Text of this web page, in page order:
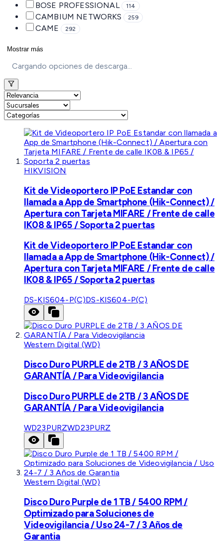
BOSE PROFESSIONAL 114
CAMBIUM NETWORKS 259
CAME 292
Mostrar más
Cargando opciones de descarga...
HIKVISION
Kit de Videoportero IP PoE Estandar con
llamada a App de Smartphone (Hik-Connect) /
Apertura con Tarjeta MIFARE / Frente de calle
IK08 & IP65 / Soporta 2 puertas
Kit de Videoportero IP PoE Estandar con
llamada a App de Smartphone (Hik-Connect) /
Apertura con Tarjeta MIFARE / Frente de calle
IK08 & IP65 / Soporta 2 puertas
DS-KIS604-P(C)DS-KIS604-P(C)
Western Digital (WD)
Disco Duro PURPLE de 2TB / 3 AÑOS DE
GARANTÍA / Para Videovigilancia
Disco Duro PURPLE de 2TB / 3 AÑOS DE
GARANTÍA / Para Videovigilancia
WD23PURZWD23PURZ
Western Digital (WD)
Disco Duro Purple de 1 TB / 5400 RPM /
Optimizado para Soluciones de
Videovigilancia / Uso 24-7 / 3 Años de
Garantia